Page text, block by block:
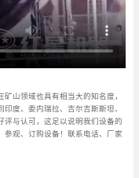
山领域也具有相当大的知名度，
度、委内瑞拉、吉尔吉斯斯坦、
评与认可，这足以说明我们设备的
参观、订购设备！联系电话、厂家